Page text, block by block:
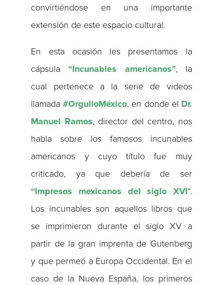
convirtiéndose en una importante
extensión de este espacio cultural.
En esta ocasión les presentamos la
cápsula“Incunables americanos”, la
cual pertenece a la serie de videos
llamada#OrgulloMéxico, en donde el Dr.
Manuel Ramos, director del centro, nos
habla sobre los famosos incunables
americanos y cuyo título fue muy
criticado, ya que debería de ser
“Impresos mexicanos del siglo XVI“.
Los incunables son aquellos libros que
se imprimieron durante el siglo XV a
partir de la gran imprenta de Gutenberg
y que permeó a Europa Occidental. En el
caso de la Nueva España, los primeros